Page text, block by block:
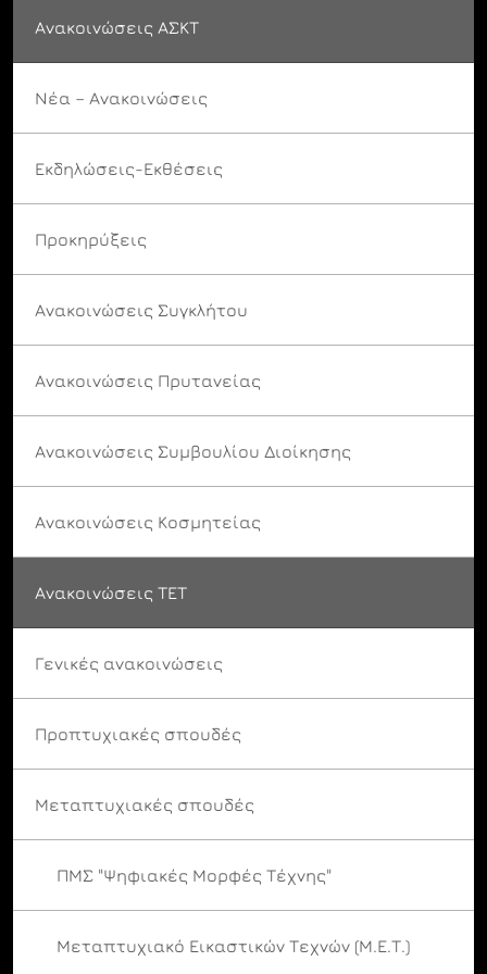
Ανακοινώσεις ΑΣΚΤ
Νέα – Ανακοινώσεις
Εκδηλώσεις-Εκθέσεις
Προκηρύξεις
Ανακοινώσεις Συγκλήτου
Ανακοινώσεις Πρυτανείας
Ανακοινώσεις Συμβουλίου Διοίκησης
Ανακοινώσεις Κοσμητείας
Ανακοινώσεις ΤΕΤ
Γενικές ανακοινώσεις
Προπτυχιακές σπουδές
Μεταπτυχιακές σπουδές
ΠΜΣ "Ψηφιακές Μορφές Τέχνης"
Μεταπτυχιακό Εικαστικών Τεχνών (Μ.Ε.Τ.)